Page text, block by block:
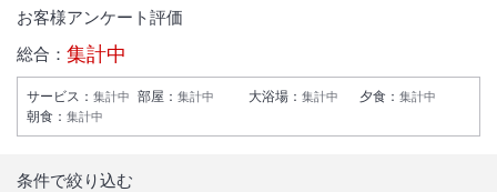
お客様アンケート評価
総合： 集計中
サービス ： 集計中 部屋 ： 集計中 大浴場 ： 集計中 夕食 ： 集計中
朝食 ： 集計中
条件で絞り込む